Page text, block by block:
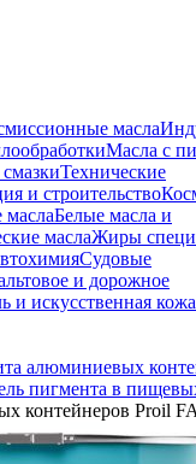
масла
Масла с
Технические
и строительство
маслаБелые масла и
маслаЖиры
Судовые
и дорожное
и искусственная кожа
алюминиевых
пигмента в
контейнеров Proil